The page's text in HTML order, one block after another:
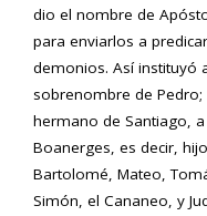
dio el nombre de
para enviarlos a
demonios. Así instituyó
sobrenombre de Pedro;
hermano de Santiago,
Boanerges, es decir,
Bartolomé, Mateo,
Simón, el Cananeo, y